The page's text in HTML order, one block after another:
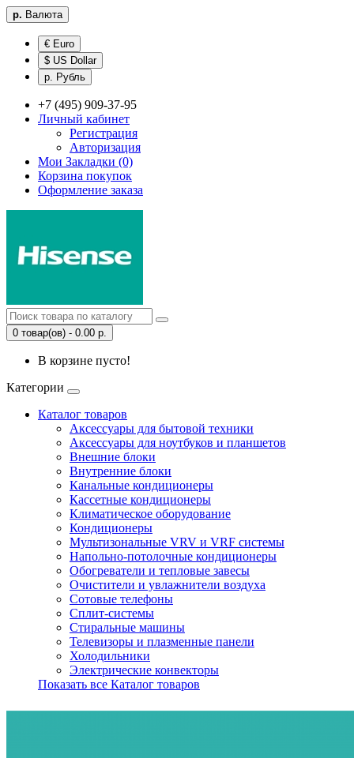
р. Валюта
€ Euro
$ US Dollar
р. Рубль
+7 (495) 909-37-95
Личный кабинет
Регистрация
Авторизация
Мои Закладки (0)
Корзина покупок
Оформление заказа
0 товар(ов) - 0.00 р.
В корзине пусто!
Категории
Каталог товаров
Аксессуары для бытовой техники
Аксессуары для ноутбуков и планшетов
Внешние блоки
Внутренние блоки
Канальные кондиционеры
Кассетные кондиционеры
Климатическое оборудование
Кондиционеры
Мультизональные VRV и VRF системы
Напольно-потолочные кондиционеры
Обогреватели и тепловые завесы
Очистители и увлажнители воздуха
Сотовые телефоны
Сплит-системы
Стиральные машины
Телевизоры и плазменные панели
Холодильники
Электрические конвекторы
Показать все Каталог товаров